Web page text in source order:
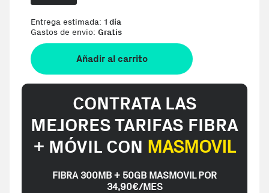
Entrega estimada: 1 día
Gastos de envio: Gratis
Añadir al carrito
CONTRATA LAS
MEJORES TARIFAS FIBRA
+ MÓVIL CON MASMOVIL
FIBRA 300MB + 50GB MASMOVIL POR
34,90€/MES